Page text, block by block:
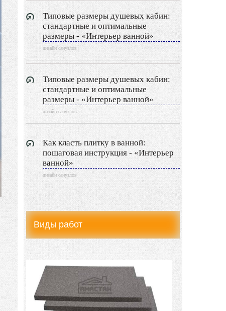
Дизайн прихожей
Дизайн гардеробной
Экстерьер
Декор
Двор и сад
Архитектура
Дизайн интерьера
Ландшафтный дизайн
LIMITED EDITION
Видео новости
Дизайн разное
Другие услуги
Типовые размеры душевых кабин:
стандартные и оптимальные
размеры - «Интерьер ванной»
дизайн санузлов
Типовые размеры душевых кабин:
стандартные и оптимальные
размеры - «Интерьер ванной»
дизайн санузлов
Как класть плитку в ванной:
пошаговая инструкция - «Интерьер
ванной»
дизайн санузлов
Виды работ